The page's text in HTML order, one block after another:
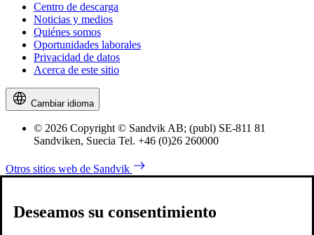
Centro de descarga
Noticias y medios
Quiénes somos
Oportunidades laborales
Privacidad de datos
Acerca de este sitio
Cambiar idioma
© 2026 Copyright © Sandvik AB; (publ) SE-811 81
Sandviken, Suecia Tel. +46 (0)26 260000
Otros sitios web de Sandvik
Deseamos su consentimiento